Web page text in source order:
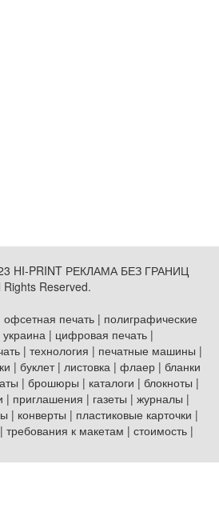
HI-PRINT РЕКЛАМА БЕЗ ГРАНИЦ
Rights Reserved.
печать | полиграфические
украина | цифровая печать |
| технология | печатные машины |
| буклет | листовка | флаер | бланки
| брошюры | каталоги | блокноты |
| приглашения | газеты | журналы |
| конверты | пластиковые карточки |
требования к макетам | стоимость |